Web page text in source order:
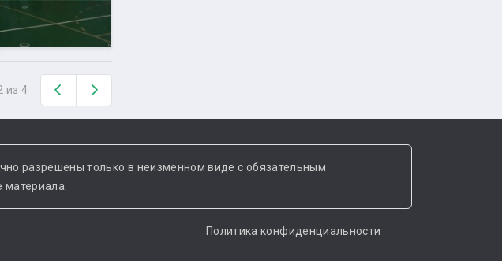
из 4 Назад
разрешены только в неизменном виде с обязательным
Политика конфиденциальности